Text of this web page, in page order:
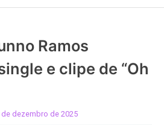
Ramos
e clipe de “Oh
de dezembro de 2025